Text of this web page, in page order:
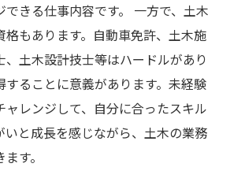
きる仕事内容です。 一方で、土木
格もあります。自動車免許、土木施
土木設計技士等はハードルがあり
することに意義があります。未経験
ャレンジして、自分に合ったスキル
いと成長を感じながら、土木の業務
す。